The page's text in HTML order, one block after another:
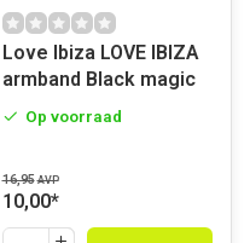
Love Ibiza LOVE IBIZA
armband Black magic
Op voorraad
16,95 AVP
10,00*